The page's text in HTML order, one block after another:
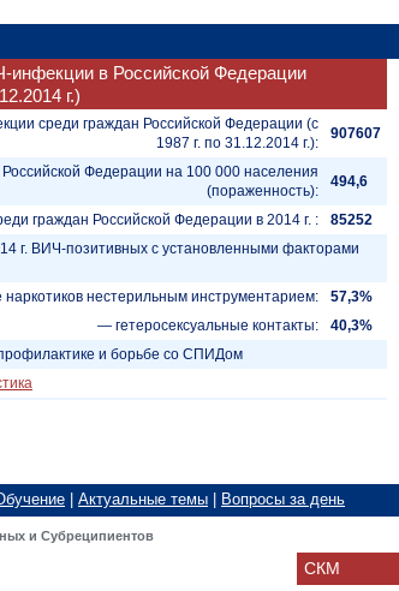
в Российской Федерации
г.)
среди граждан Российской Федерации (с
1987 г. по 31.12.2014 г.):
907607
Федерации на 100 000 населения
(пораженность):
494,6
граждан Российской Федерации в 2014 г. :
85252
г. ВИЧ-позитивных с установленными факторами
нестерильным инструментарием:
57,3%
— гетеросексуальные контакты:
40,3%
и борьбе со СПИДом
Актуальные темы Вопросы за день
и Субреципиентов
СКМ